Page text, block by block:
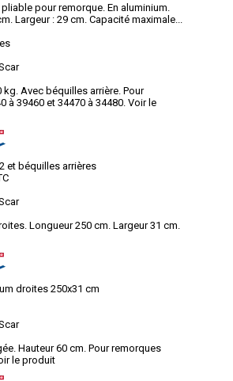
pour remorque. En aluminium.
Largeur : 29 cm. Capacité maximale...
kg. Avec béquilles arrière. Pour
à 39460 et 34470 à 34480. Voir le
et béquilles arrières
Longueur 250 cm. Largeur 31 cm.
droites 250x31 cm
Hauteur 60 cm. Pour remorques
le produit